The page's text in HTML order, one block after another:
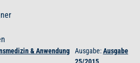
& Anwendung
Ausgabe:Ausgabe